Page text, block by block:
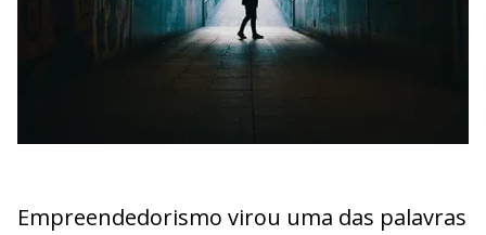
Empreendedorismo virou uma das palavras